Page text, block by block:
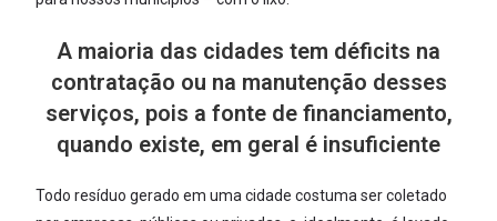
A maioria das cidades tem déficits na
contratação ou na manutenção desses
serviços, pois a fonte de financiamento,
quando existe, em geral é insuficiente
Todo resíduo gerado em uma cidade costuma ser coletado